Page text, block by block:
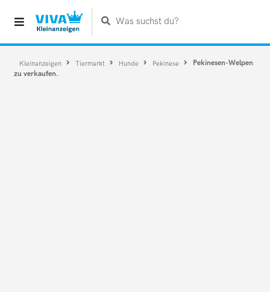
Was suchst du?
Kleinanzeigen Tiermarkt Hunde Pekinese
Pekinesen-Welpen
zu verkaufen.